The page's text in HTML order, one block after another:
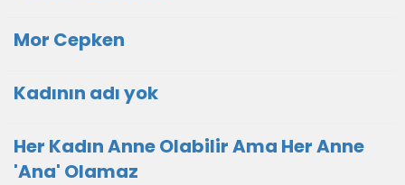
Mor Cepken
Kadının adı yok
Her Kadın Anne Olabilir Ama Her Anne
'Ana' Olamaz